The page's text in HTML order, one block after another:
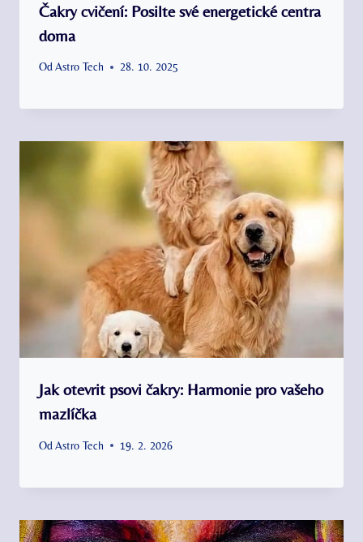
Čakry cvičení: Posilte své energetické centra
doma
OdAstro Tech 28. 10. 2025
Jak otevrit psovi čakry: Harmonie pro vašeho
mazlíčka
Od Astro Tech 19. 2. 2026